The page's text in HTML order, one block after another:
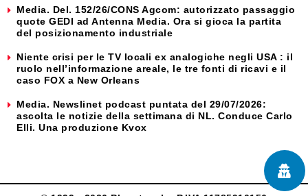
Media. Del. 152/26/CONS Agcom: autorizzato passaggio
quote GEDI ad Antenna Media. Ora si gioca la partita
del posizionamento industriale
Niente crisi per le TV locali ex analogiche negli USA : il
ruolo nell’informazione areale, le tre fonti di ricavi e il
caso FOX a New Orleans
Media. Newslinet podcast puntata del 29/07/2026:
ascolta le notizie della settimana di NL. Conduce Carlo
Elli. Una produzione Kvox